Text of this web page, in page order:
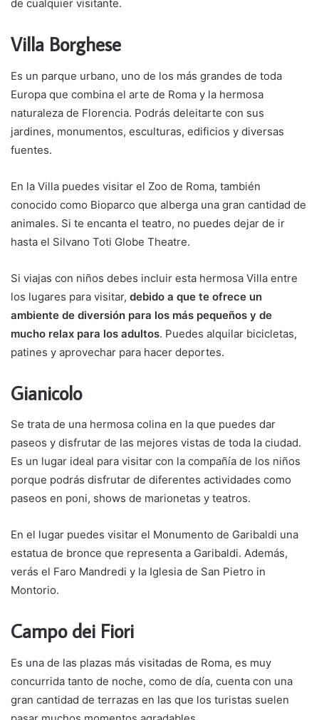
de cualquier visitante.
Villa Borghese
Es un parque urbano, uno de los más grandes de toda
Europa que combina el arte de Roma y la hermosa
naturaleza de Florencia. Podrás deleitarte con sus
jardines, monumentos, esculturas, edificios y diversas
fuentes.
En la Villa puedes visitar el Zoo de Roma, también
conocido como Bioparco que alberga una gran cantidad de
animales. Si te encanta el teatro, no puedes dejar de ir
hasta el Silvano Toti Globe Theatre.
Si viajas con niños debes incluir esta hermosa Villa entre
los lugares para visitar, debido a que te ofrece un
ambiente de diversión para los más pequeños y de
mucho relax para los adultos. Puedes alquilar bicicletas,
patines y aprovechar para hacer deportes.
Gianicolo
Se trata de una hermosa colina en la que puedes dar
paseos y disfrutar de las mejores vistas de toda la ciudad.
Es un lugar ideal para visitar con la compañía de los niños
porque podrás disfrutar de diferentes actividades como
paseos en poni, shows de marionetas y teatros.
En el lugar puedes visitar el Monumento de Garibaldi una
estatua de bronce que representa a Garibaldi. Además,
verás el Faro Mandredi y la Iglesia de San Pietro in
Montorio.
Campo dei Fiori
Es una de las plazas más visitadas de Roma, es muy
concurrida tanto de noche, como de día, cuenta con una
gran cantidad de terrazas en las que los turistas suelen